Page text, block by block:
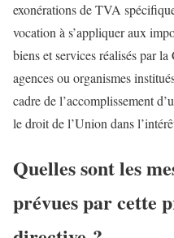
exonérations de TVA
vocation à s’appliquer aux
biens et services réalisés par
agences ou organismes
cadre de l’accomplissement
le droit de l’Union dans
Quelles sont les
prévues par cette